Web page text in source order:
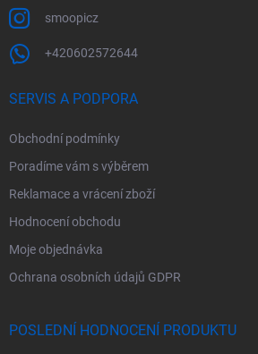
smoopicz
+420602572644
SERVIS A PODPORA
Obchodní podmínky
Poradíme vám s výběrem
Reklamace a vrácení zboží
Hodnocení obchodu
Moje objednávka
Ochrana osobních údajů GDPR
POSLEDNÍ HODNOCENÍ PRODUKTU